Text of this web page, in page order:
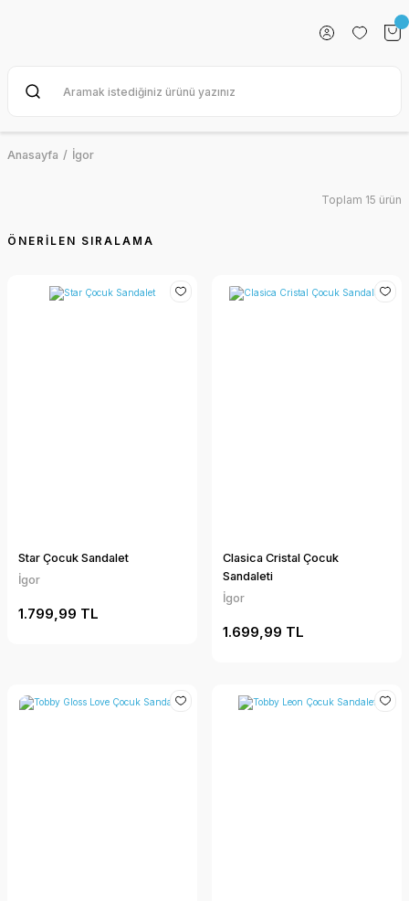
Anasayfa İgor
Toplam 15 ürün
Star Çocuk Sandalet
İgor
1.799,99 TL
Clasica Cristal Çocuk
Sandaleti
İgor
1.699,99 TL